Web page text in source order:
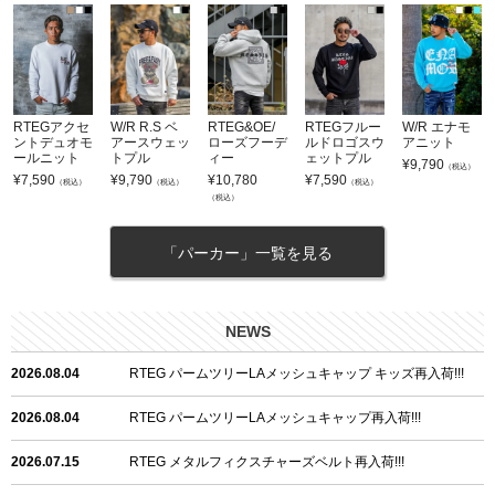
RTEGアクセ
ントデュオモ
ールニット
¥7,590 （税込）
W/R R.S ベ
アースウェッ
トプル
¥9,790 （税込）
RTEG&OE/
ローズフーデ
ィー
¥10,780
（税込）
RTEGフルー
ルドロゴスウ
ェットプル
¥7,590 （税込）
W/R エナモ
アニット
¥9,790 （税込）
「パーカー」一覧を見る
NEWS
2026.08.04 RTEG パームツリーLAメッシュキャップ キッズ再入荷!!!
2026.08.04 RTEG パームツリーLAメッシュキャップ再入荷!!!
2026.07.15 RTEG メタルフィクスチャーズベルト再入荷!!!